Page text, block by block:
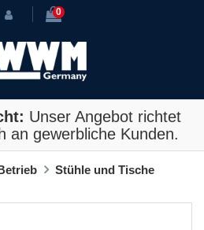
0
Unser Angebot richtet
an gewerbliche Kunden.
Stühle und Tische